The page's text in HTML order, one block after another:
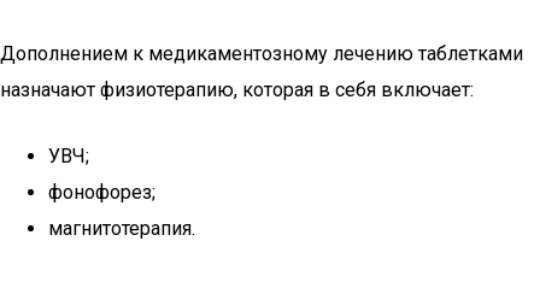
Дополнением к медикаментозному лечению таблетками
назначают физиотерапию, которая в себя включает:
УВЧ;
фонофорез;
магнитотерапия.